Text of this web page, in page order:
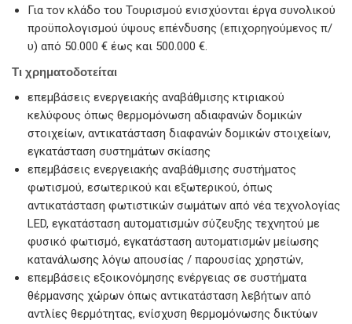
Για τον κλάδο του Τουρισμού ενισχύονται έργα συνολικού
προϋπολογισμού ύψους επένδυσης (επιχορηγούμενος π/
υ) από 50.000 € έως και 500.000 €.
Τι χρηματοδοτείται
επεμβάσεις ενεργειακής αναβάθμισης κτιριακού
κελύφους όπως θερμομόνωση αδιαφανών δομικών
στοιχείων, αντικατάσταση διαφανών δομικών στοιχείων,
εγκατάσταση συστημάτων σκίασης
επεμβάσεις ενεργειακής αναβάθμισης συστήματος
φωτισμού, εσωτερικού και εξωτερικού, όπως
αντικατάσταση φωτιστικών σωμάτων από νέα τεχνολογίας
LED, εγκατάσταση αυτοματισμών σύζευξης τεχνητού με
φυσικό φωτισμό, εγκατάσταση αυτοματισμών μείωσης
κατανάλωσης λόγω απουσίας / παρουσίας χρηστών,
επεμβάσεις εξοικονόμησης ενέργειας σε συστήματα
θέρμανσης χώρων όπως αντικατάσταση λεβήτων από
αντλίες θερμότητας, ενίσχυση θερμομόνωσης δικτύων